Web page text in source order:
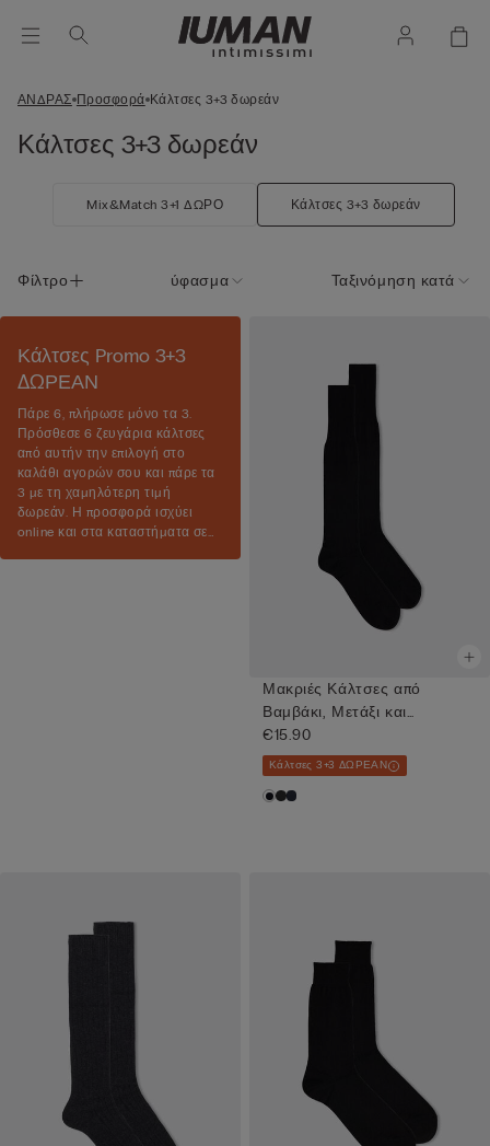
ΑΝΔΡΑΣ Προσφορά Κάλτσες 3+3 δωρεάν
Κάλτσες 3+3 δωρεάν
Mix&Match 3+1 ΔΩΡΟ Κάλτσες 3+3 δωρεάν
Φίλτρο ύφασμα Ταξινόμηση κατά
Κάλτσες Promo 3+3
ΔΩΡΕΑΝ
Πάρε 6, πλήρωσε μόνο τα 3.
Πρόσθεσε 6 ζευγάρια κάλτσες
από αυτήν την επιλογή στο
καλάθι αγορών σου και πάρε τα
3 με τη χαμηλότερη τιμή
δωρεάν. Η προσφορά ισχύει
online και στα καταστήματα σε
Μακριές Κάλτσες από
Βαμβάκι, Μετάξι και
Cashmere
€15.90
Κάλτσες 3+3 ΔΩΡΕΑΝ